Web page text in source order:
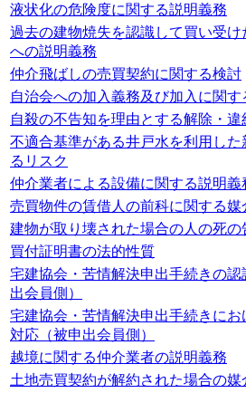
液状化の危険度に関する説明義務
過去の建物焼失を認識して買い受
への説明義務
仲介飛ばしの売買契約に関する検討
自治会への加入義務及び加入に関す
自殺の不告知を理由とする解除・
不適合基準がある井戸水を利用し
るリスク
仲介業者による設備に関する説明義
売買物件の賃借人の前科に関する媒
建物が取り壊された場合の人の死の
買付証明書の法的性質
宅建協会・苦情解決申出手続きの
出会員側）
宅建協会・苦情解決申出手続きに
対応（被申出会員側）
越境に関する仲介業者の説明義務
土地売買契約が解約された場合の